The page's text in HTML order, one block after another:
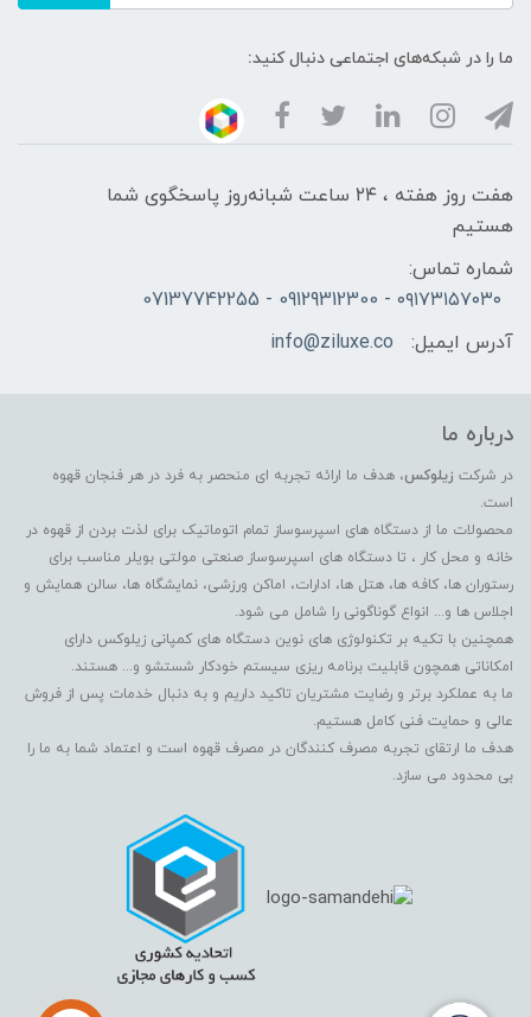
ما را در شبکه‌های اجتماعی دنبال کنید:
هفت روز هفته ، ۲۴ ساعت شبانه‌روز پاسخگوی شما
هستیم
شماره تماس:
۰۹۱۷۳۱۵۷۰۳۰ - 09129312300 - 07137742255
آدرس ایمیل:
info@ziluxe.co
درباره ما
در شرکت زیلوکس، هدف ما ارائه تجربه ای منحصر به فرد در هر فنجان قهوه
است.
محصولات ما از دستگاه های اسپرسوساز تمام اتوماتیک برای لذت بردن از قهوه در
خانه و محل کار ، تا دستگاه های اسپرسوساز صنعتی مولتی بویلر مناسب برای
رستوران ها، کافه ها، هتل ها، ادارات، اماکن ورزشی، نمایشگاه ها، سالن همایش و
اجلاس ها و... انواع گوناگونی را شامل می شود.
همچنین با تکیه بر تکنولوژی های نوین دستگاه های کمپانی زیلوکس دارای
امکاناتی همچون قابلیت برنامه ریزی سیستم خودکار شستشو و... هستند.
ما به عملکرد برتر و رضایت مشتریان تاکید داریم و به دنبال خدمات پس از فروش
عالی و حمایت فنی کامل هستیم.
هدف ما ارتقای تجربه مصرف کنندگان در مصرف قهوه است و اعتماد شما به ما را
بی محدود می سازد.